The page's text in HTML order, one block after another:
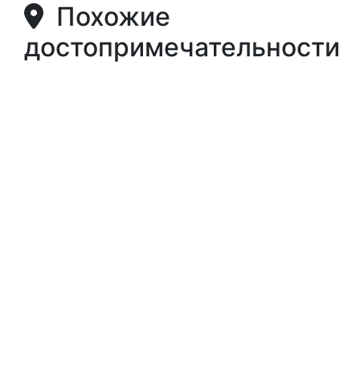
Похожие
достопримечательности